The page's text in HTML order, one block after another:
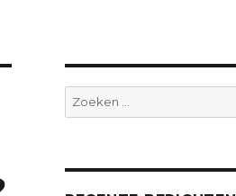
Zoeken
naar: